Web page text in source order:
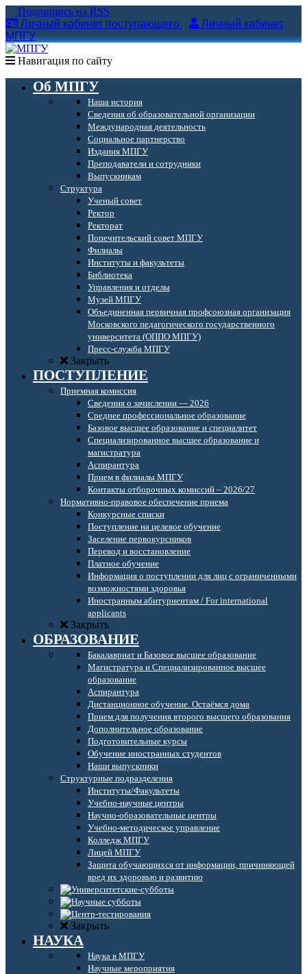
Подпишись на RSS
Личный кабинет поступающего
Личный кабинет
МПГУ
Навигация по сайту
Об МПГУ
Наша история
Сведения об образовательной организации
Международная деятельность
Социальное партнерство
Издания МПГУ
Преподаватели и сотрудники
Выпускникам
Структура
Ученый совет
Ректор
Ректорат
Попечительский совет МПГУ
Филиалы
Институты и факультеты
Библиотека
Управления и отделы
Музей МПГУ
Объединенная первичная профсоюзная организация
Московского педагогического государственного
университета (ОППО МПГУ)
Пресс-служба МПГУ
Закрыть
ПОСТУПЛЕНИЕ
Приемная комиссия
Сведения о зачислении — 2026
Среднее профессиональное образование
Базовое высшее образование и специалитет
Специализированное высшее образование и
магистратура
Аспирантура
Прием в филиалы МПГУ
Контакты отборочных комиссий – 2026/27
Нормативно-правовое обеспечение приема
Конкурсные списки
Поступление на целевое обучение
Заселение первокурсников
Перевод и восстановление
Платное обучение
Информация о поступлении для лиц с ограниченными
возможностями здоровья
Иностранным абитуриентам / For international
applicants
Закрыть
ОБРАЗОВАНИЕ
Бакалавриат и Базовое высшее образование
Магистратура и Специализированное высшее
образование
Аспирантура
Дистанционное обучение. Остаёмся дома
Прием для получения второго высшего образования
Дополнительное образование
Подготовительные курсы
Обучение иностранных студентов
Наши выпускники
Структурные подразделения
Институты/Факультеты
Учебно-научные центры
Научно-образовательные центры
Учебно-методическое управление
Колледж МПГУ
Лицей МПГУ
Защита обучающихся от информации, причиняющей
вред их здоровью и развитию
Закрыть
НАУКА
Наука в МПГУ
Научные мероприятия